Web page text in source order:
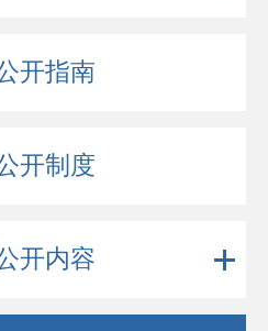
开指南
开制度
开内容